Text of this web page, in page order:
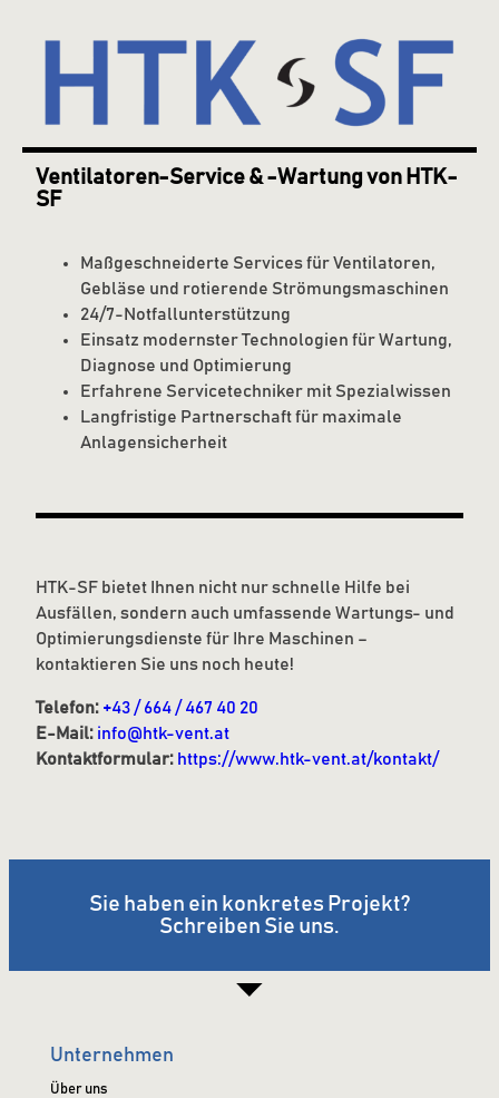
Ventilatoren-Service & -Wartung von HTK-
SF
Maßgeschneiderte Services für Ventilatoren,
Gebläse und rotierende Strömungsmaschinen
24/7-Notfallunterstützung
Einsatz modernster Technologien für Wartung,
Diagnose und Optimierung
Erfahrene Servicetechniker mit Spezialwissen
Langfristige Partnerschaft für maximale
Anlagensicherheit
HTK-SF bietet Ihnen nicht nur schnelle Hilfe bei
Ausfällen, sondern auch umfassende Wartungs- und
Optimierungsdienste für Ihre Maschinen –
kontaktieren Sie uns noch heute!
Telefon: +43 / 664 / 467 40 20
E-Mail: info@htk-vent.at
Kontaktformular: https://www.htk-vent.at/kontakt/
Sie haben ein konkretes Projekt?
Schreiben Sie uns.
Unternehmen
Über uns